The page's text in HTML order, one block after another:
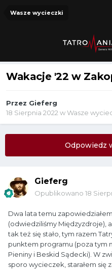
Wasze wycieczki
Wakacje '22 w
Przez Gieferg
18 Sierpnia 2022wWasze
Odpowiedz
Gieferg
Opublikowano 18
Dwa lata temu
(odwiedziliśmy Międzyzdroje),
tak też się stało, tym razem
punktem programu (poza tym
Pieniny i Beskid Sądecki). W
sporo wycieczek, starałem się